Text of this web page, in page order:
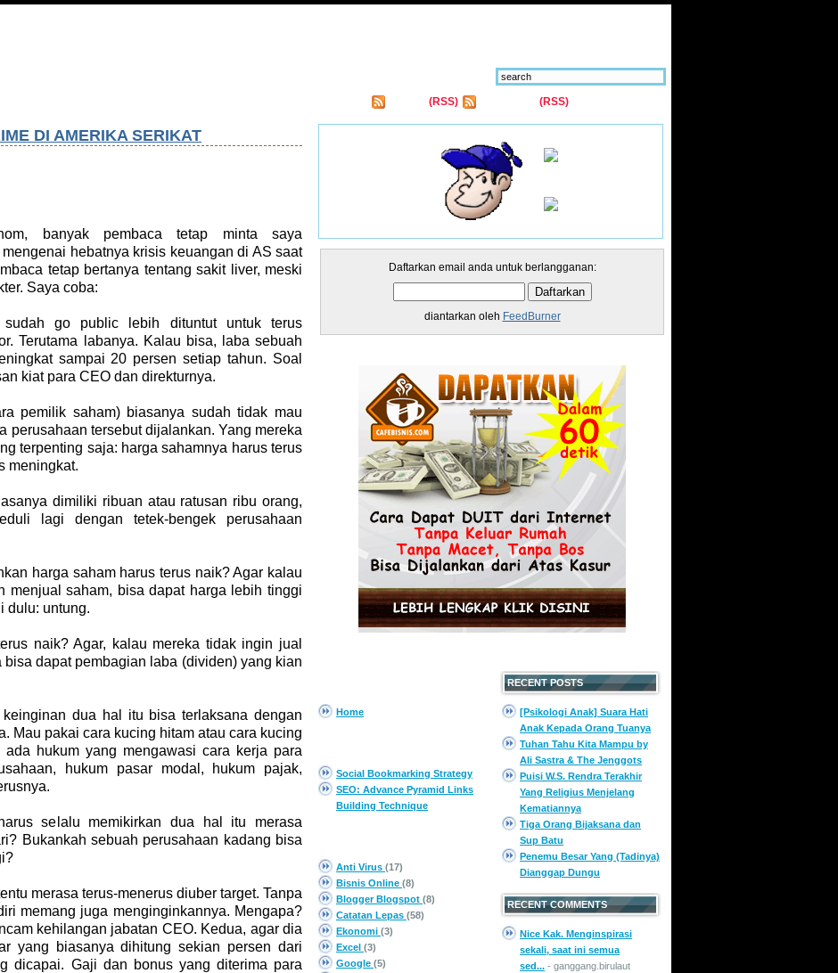
(RSS) (RSS)
DI AMERIKA SERIKAT
banyak pembaca tetap minta saya
hebatnya krisis keuangan di AS saat
tetap bertanya tentang sakit liver, meski
Saya coba:
sudah go public lebih dituntut untuk terus
Terutama labanya. Kalau bisa, laba sebuah
sampai 20 persen setiap tahun. Soal
kiat para CEO dan direkturnya.
pemilik saham) biasanya sudah tidak mau
perusahaan tersebut dijalankan. Yang mereka
terpenting saja: harga sahamnya harus terus
meningkat.
dimiliki ribuan atau ratusan ribu orang,
lagi dengan tetek-bengek perusahaan
harga saham harus terus naik? Agar kalau
menjual saham, bisa dapat harga lebih tinggi
dulu: untung.
naik? Agar, kalau mereka tidak ingin jual
dapat pembagian laba (dividen) yang kian
dua hal itu bisa terlaksana dengan
Mau pakai cara kucing hitam atau cara kucing
hukum yang mengawasi cara kerja para
hukum pasar modal, hukum pajak,
selalu memikirkan dua hal itu merasa
Bukankah sebuah perusahaan kadang bisa
merasa terus-menerus diuber target. Tanpa
memang juga menginginkannya. Mengapa?
kehilangan jabatan CEO. Kedua, agar dia
yang biasanya dihitung sekian persen dari
dicapai. Gaji dan bonus yang diterima para
Daftarkan email anda untuk berlangganan:
diantarkan oleh FeedBurner
Home
Social Bookmarking Strategy
SEO: Advance Pyramid Links
Building Technique
Anti Virus (17)
Bisnis Online (8)
Blogger Blogspot (8)
Catatan Lepas (58)
Ekonomi (3)
Excel (3)
Google (5)
RECENT POSTS
[Psikologi Anak] Suara Hati
Anak Kepada Orang Tuanya
Tuhan Tahu Kita Mampu by
Ali Sastra & The Jenggots
Puisi W.S. Rendra Terakhir
Yang Religius Menjelang
Kematiannya
Tiga Orang Bijaksana dan
Sup Batu
Penemu Besar Yang (Tadinya)
Dianggap Dungu
RECENT COMMENTS
Nice Kak. Menginspirasi
sekali, saat ini semua
sed... - ganggang.birulaut